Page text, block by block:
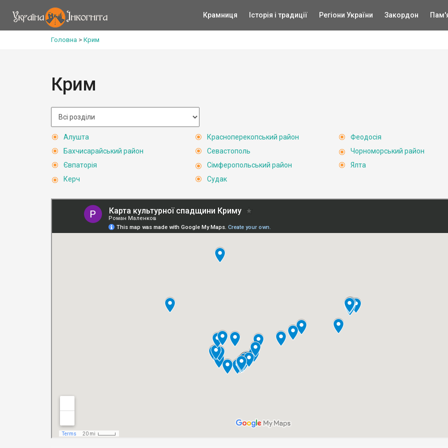
Крамниця Історія і традиції Регіони України Закордон
Головна > Крим
Крим
Алушта
Бахчисарайський район
Євпаторія
Керч
Красноперекопський район
Севастополь
Сімферопольський район
Судак
Феодосія
Чорноморський район
Ялта